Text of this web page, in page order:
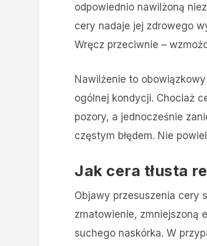
odpowiednio nawilżoną
cery nadaje jej zdrowego
Wręcz przeciwnie –
Nawilżenie to
ogólnej kondycji. Chociaż
pozory, a jednocześnie
częstym błędem. Nie
Jak cera tłusta
Objawy przesuszenia cery
zmatowienie, zmniejszoną
suchego naskórka. W